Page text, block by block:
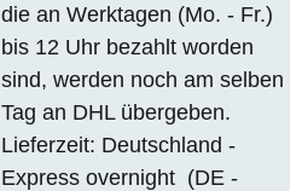
die an Werktagen (Mo. - Fr.)
bis 12 Uhr bezahlt worden
sind, werden noch am selben
Tag an DHL übergeben.
Lieferzeit: Deutschland -
Express overnight (DE -